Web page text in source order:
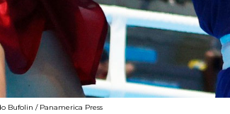
Bufolin / Panamerica Press